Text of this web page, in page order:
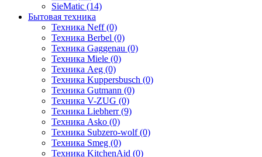
SieMatic (14)
Бытовая техника
Техника Neff (0)
Техника Berbel (0)
Техника Gaggenau (0)
Техника Miele (0)
Техника Aeg (0)
Техника Kuppersbusch (0)
Техника Gutmann (0)
Техника V-ZUG (0)
Техника Liebherr (9)
Техника Asko (0)
Техника Subzero-wolf (0)
Техника Smeg (0)
Техника KitchenAid (0)